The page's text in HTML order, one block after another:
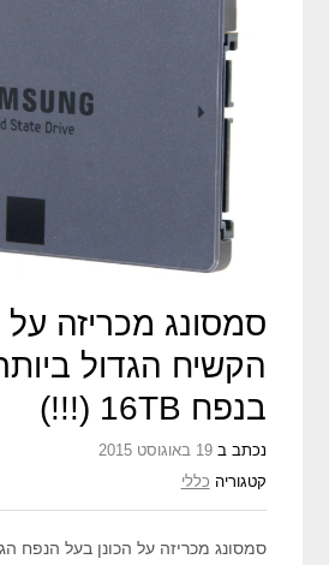
סמסונג מכריזה על
הקשיח הגדול
בנפח 16TB (!!!)
נכתב ב19 באוגוסט 2015
קטגוריה כללי
סמסונג מכריזה על הכונן בעל הנפח